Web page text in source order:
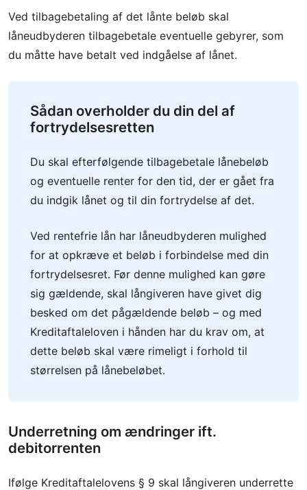
Ved tilbagebetaling af det lånte beløb skal
låneudbyderen tilbagebetale eventuelle gebyrer, som
du måtte have betalt ved indgåelse af lånet.
Sådan overholder du din del af
fortrydelsesretten
Du skal efterfølgende tilbagebetale lånebeløb
og eventuelle renter for den tid, der er gået fra
du indgik lånet og til din fortrydelse af det.
Ved rentefrie lån har låneudbyderen mulighed
for at opkræve et beløb i forbindelse med din
fortrydelsesret. Før denne mulighed kan gøre
sig gældende, skal långiveren have givet dig
besked om det pågældende beløb – og med
Kreditaftaleloven i hånden har du krav om, at
dette beløb skal være rimeligt i forhold til
størrelsen på lånebeløbet.
Underretning om ændringer ift.
debitorrenten
Ifølge Kreditaftalelovens § 9 skal långiveren underrette